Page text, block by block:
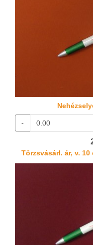
-
Törzsvásárl. ár, v.